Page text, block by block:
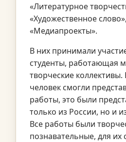
«Литературное
«Художественное слово»,
«Медиапроекты».
В них принимали
студенты, работающая
творческие коллективы.
человек смогли
работы, это были
только из России, но и
Все работы были
познавательные, для их